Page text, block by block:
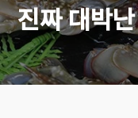
진짜 대박